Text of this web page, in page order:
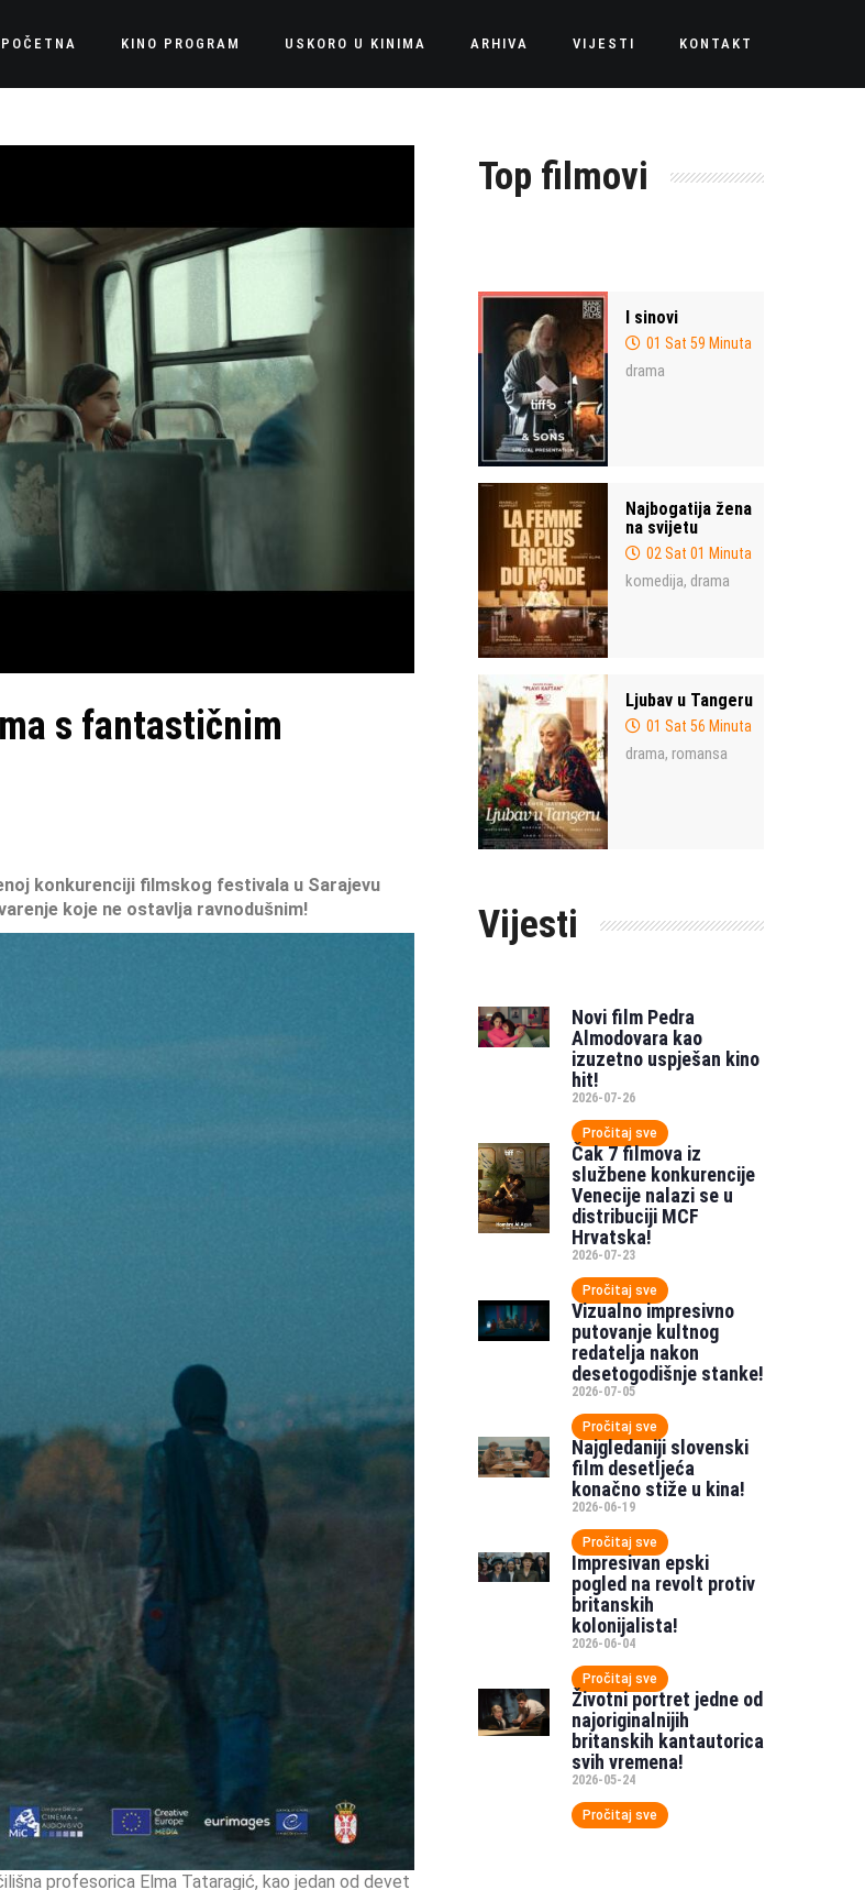
POČETNA KINO PROGRAM USKORO U KINIMA ARHIVA VIJESTI KONTAKT
s fantastičnim
konkurenciji filmskog festivala u Sarajevu
koje ne ostavlja ravnodušnim!
profesorica Elma Tataragić, kao jedan od devet
Top filmovi
I sinovi
01 Sat 59 Minuta
drama
Najbogatija žena
na svijetu
02 Sat 01 Minuta
komedija, drama
Ljubav u Tangeru
01 Sat 56 Minuta
drama, romansa
Vijesti
Novi film Pedra
Almodovara kao
izuzetno uspješan kino
hit!
2026-07-26
Pročitaj sve
Čak 7 filmova iz
službene konkurencije
Venecije nalazi se u
distribuciji MCF
Hrvatska!
2026-07-23
Pročitaj sve
Vizualno impresivno
putovanje kultnog
redatelja nakon
desetogodišnje stanke!
2026-07-05
Pročitaj sve
Najgledaniji slovenski
film desetljeća
konačno stiže u kina!
2026-06-19
Pročitaj sve
Impresivan epski
pogled na revolt protiv
britanskih
kolonijalista!
2026-06-04
Pročitaj sve
Životni portret jedne od
najoriginalnijih
britanskih kantautorica
svih vremena!
2026-05-24
Pročitaj sve